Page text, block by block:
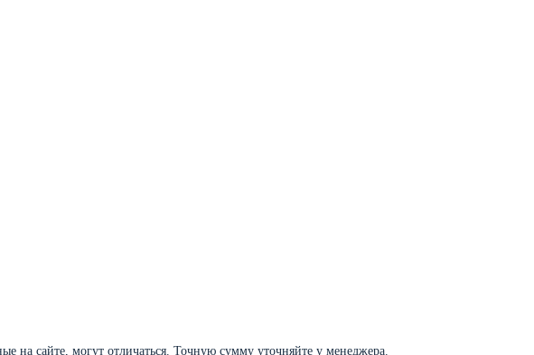
на сайте, могут отличаться. Точную сумму уточняйте у менеджера.